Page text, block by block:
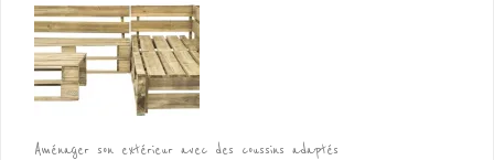
Aménager son extérieur avec des coussins adaptés